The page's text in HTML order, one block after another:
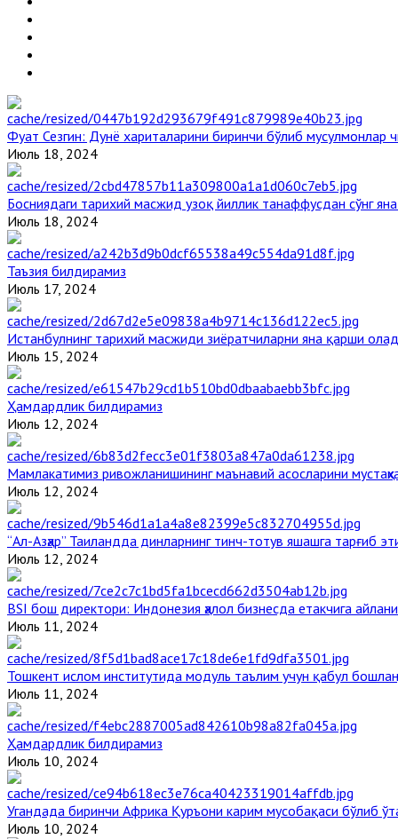
Фуат Сезгин: Дунё хариталарини биринчи бўлиб мусулмонлар
Июль 18, 2024
Босниядаги тарихий масжид узоқ йиллик танаффусдан сўнг
Июль 18, 2024
Таъзия билдирамиз
Июль 17, 2024
Истанбулнинг тарихий масжиди зиёратчиларни яна қарши
Июль 15, 2024
Ҳамдардлик билдирамиз
Июль 12, 2024
Мамлакатимиз ривожланишининг маънавий асосларини
Июль 12, 2024
“Ал-Азҳар” Таиландда динларнинг тинч-тотув яшашга тарғиб
Июль 12, 2024
BSI бош директори: Индонезия ҳалол бизнесда етакчига
Июль 11, 2024
Тошкент ислом институтида модуль таълим учун қабул
Июль 11, 2024
Ҳамдардлик билдирамиз
Июль 10, 2024
Угандада биринчи Aфрика Қуръони карим мусобақаси бўлиб
Июль 10, 2024